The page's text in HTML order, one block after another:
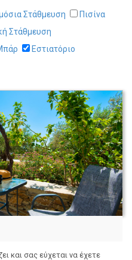
Στάθμευση
Πισίνα
Στάθμευση
Εστιατόριο
και σας εύχεται να έχετε